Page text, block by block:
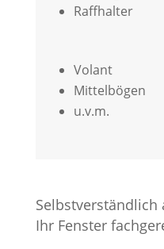
Raffhalter
Volant
Mittelbögen
u.v.m.
Ihr Fenster